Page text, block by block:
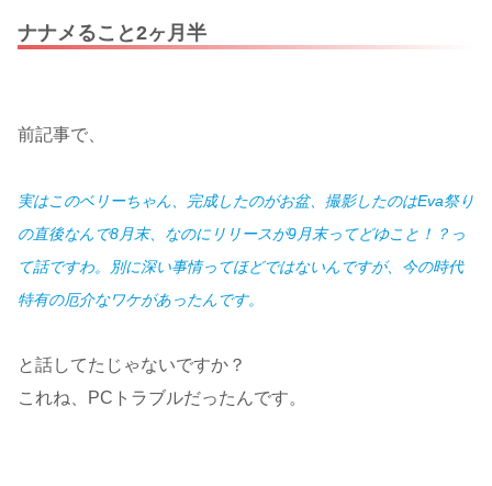
ナナメること2ヶ月半
前記事で、
実はこのベリーちゃん、完成したのがお盆、撮影したのはEva祭り
の直後なんで8月末、なのにリリースが9月末ってどゆこと！？っ
て話ですわ。別に深い事情ってほどではないんですが、今の時代
特有の厄介なワケがあったんです。
と話してたじゃないですか？
これね、PCトラブルだったんです。